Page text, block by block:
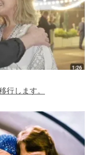
行します。